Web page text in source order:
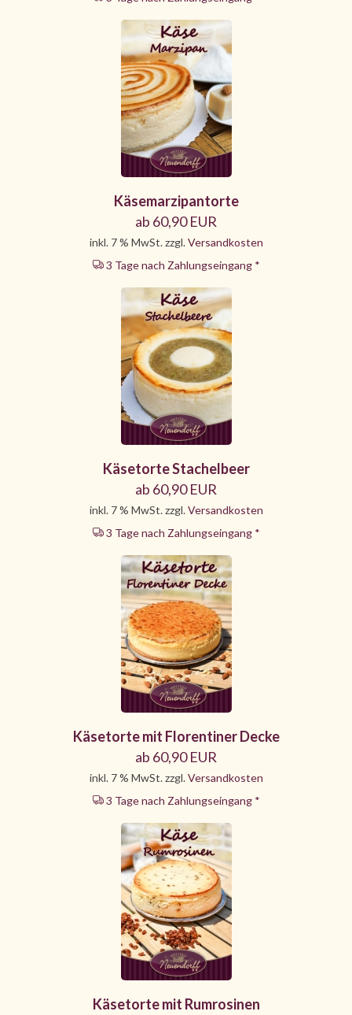
Käsemarzipantorte
ab 60,90 EUR
inkl. 7 % MwSt. zzgl.Versandkosten
3 Tage nach Zahlungseingang *
Käsetorte Stachelbeer
ab 60,90 EUR
inkl. 7 % MwSt. zzgl.Versandkosten
3 Tage nach Zahlungseingang *
Käsetorte mit Florentiner Decke
ab 60,90 EUR
inkl. 7 % MwSt. zzgl.Versandkosten
3 Tage nach Zahlungseingang *
Käsetorte mit Rumrosinen